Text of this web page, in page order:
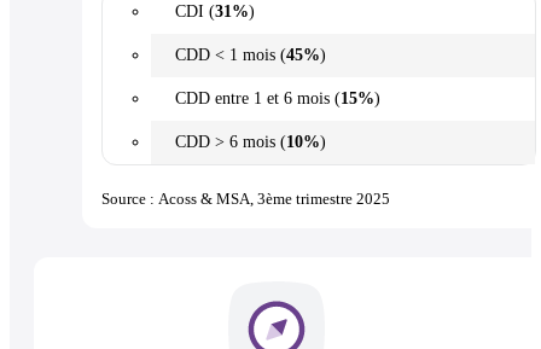
CDI (31%)
CDD < 1 mois (45%)
CDD entre 1 et 6 mois (15%)
CDD > 6 mois (10%)
Source : Acoss & MSA, 3ème trimestre 2025